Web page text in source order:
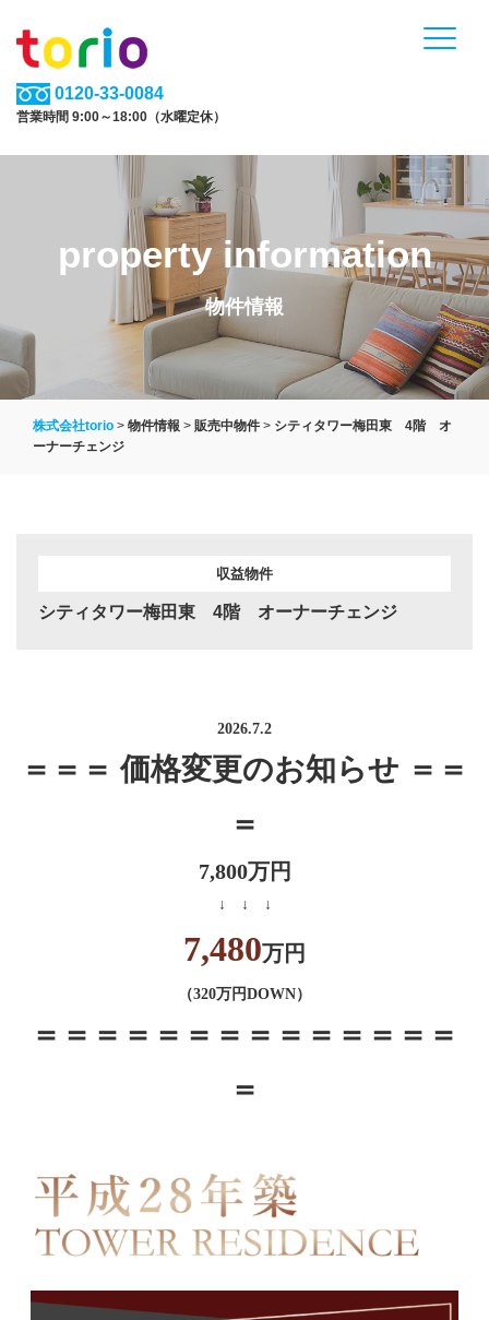
0120-33-0084
営業時間 9:00～18:00（水曜定休）
property information
物件情報
株式会社torio > 物件情報 > 販売中物件 > シティタワー梅田東 4階 オ
ーナーチェンジ
収益物件
シティタワー梅田東 4階 オーナーチェンジ
2026.7.2
＝＝＝ 価格変更のお知らせ ＝＝
＝
7,800万円
↓ ↓ ↓
7,480万円
（320万円DOWN）
＝＝＝ ＝＝＝ ＝＝＝ ＝＝＝＝＝
＝